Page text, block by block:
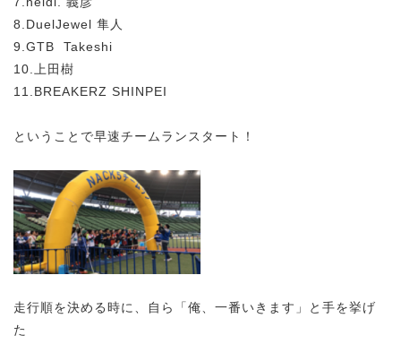
8.DuelJewel 隼人
9.GTB Takeshi
10.上田樹
11.BREAKERZ SHINPEI
ということで早速チームランスタート！
走行順を決める時に、自ら「俺、一番いきます」と手を挙げ
た